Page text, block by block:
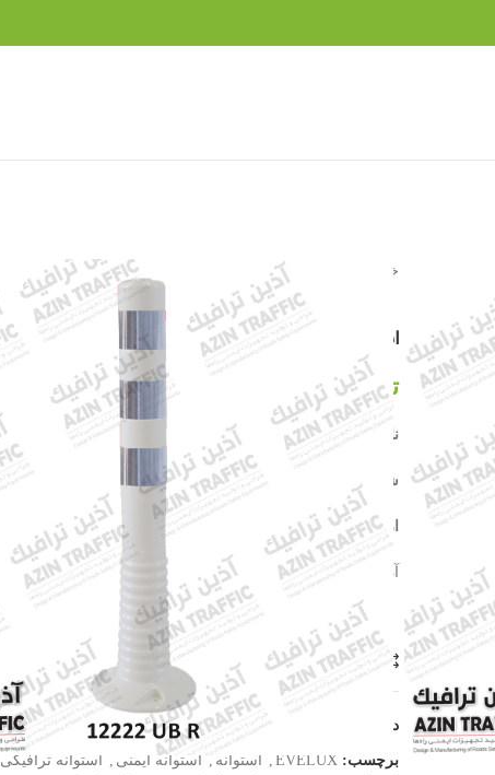
خانه محصولات ترافیکی
استوانه ایمنی 75 سانتیمتری اولوکس 12222 EVELUX
تماس بگیرید
نام تجاری : استوانه ترافیکی
شماره مدل : 12222
ارتفاع : 75CM قطر : 80 میلیمتر ارتفاع : 75 سانتیمتر جنس : TPU-PU وزن: 1.3کیلوگرم
آذین ترافیک نماینده فروش محصولات اولوکس EVELUX ترکیه در ایران.
مقایسه افزودن به علاقه مندی
دسته: استوانه ایمنی و بولارد
برچسب: EVELUX
, استوانه , استوانه ایمنی , استوانه ترافیکی